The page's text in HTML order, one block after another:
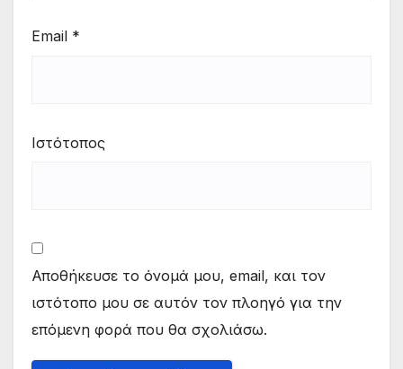
Email *
Ιστότοπος
Αποθήκευσε το όνομά μου, email, και τον
ιστότοπο μου σε αυτόν τον πλοηγό για την
επόμενη φορά που θα σχολιάσω.